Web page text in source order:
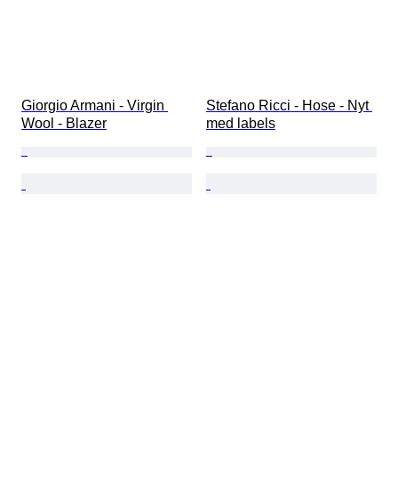
Giorgio Armani - Virgin
Wool - Blazer
Stefano Ricci - Hose - Nyt
med labels